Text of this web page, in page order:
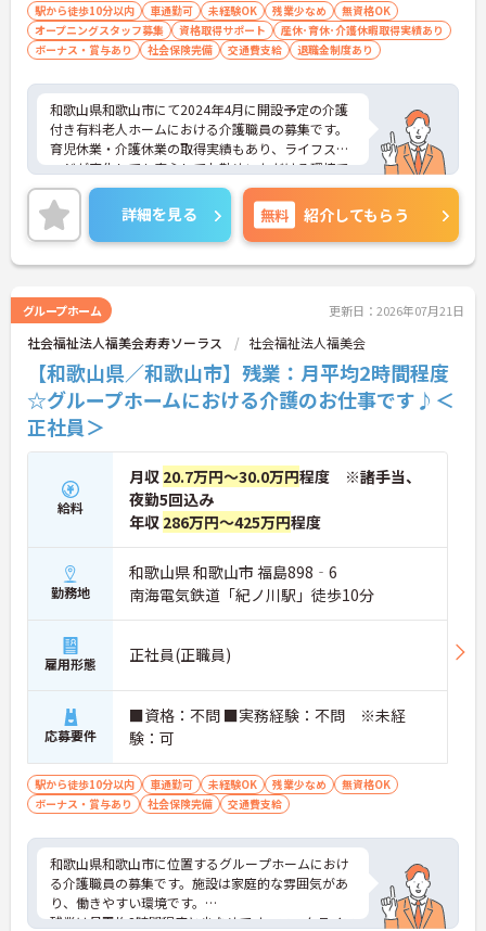
駅から徒歩10分以内 車通勤可 未経験OK 残業少なめ
無資格OK
オープニングスタッフ募集
資格取得サポート
産休･育休･介護休暇取得実績あり
ボーナス・賞与あり
社会保険完備 交通費支給 退職金制度あり
和歌山県和歌山市にて2024年4月に開設予定の介護
付き有料老人ホームにおける介護職員の募集です。
育児休業・介護休業の取得実績もあり、ライフステ
ージが変化しても安心してお勤めいただける環境で
す。また、マイカー通勤が可能なので通勤が苦にな
りません。
ご興味のある方には、面接対策ポイントなど、さら
に詳細をお話しいたしますのでお気軽にご相談くだ
さい！
詳細を見る 無料 紹介してもらう
グループホーム 更新日：2026年07月21日
社会福祉法人福美会寿寿ソーラス 社会福祉法人福美会
【和歌山県／和歌山市】残業：月平均2時間程度
☆グループホームにおける介護のお仕事です♪＜
正社員＞
給料
月収 20.7万円～30.0万円程度 ※諸手当、
夜勤5回込み
年収 286万円～425万円程度
勤務地
和歌山県 和歌山市 福島898‐6
南海電気鉄道「紀ノ川駅」徒歩10分
雇用形態 正社員(正職員)
応募要件
■資格：不問 ■実務経験：不問 ※未経
験：可
駅から徒歩10分以内 車通勤可 未経験OK 残業少なめ
無資格OK
ボーナス・賞与あり
社会保険完備 交通費支給
和歌山県和歌山市に位置するグループホームにおけ
る介護職員の募集です。施設は家庭的な雰囲気があ
り、働きやすい環境です。
残業は月平均2時間程度と少なめです。ワークライフ